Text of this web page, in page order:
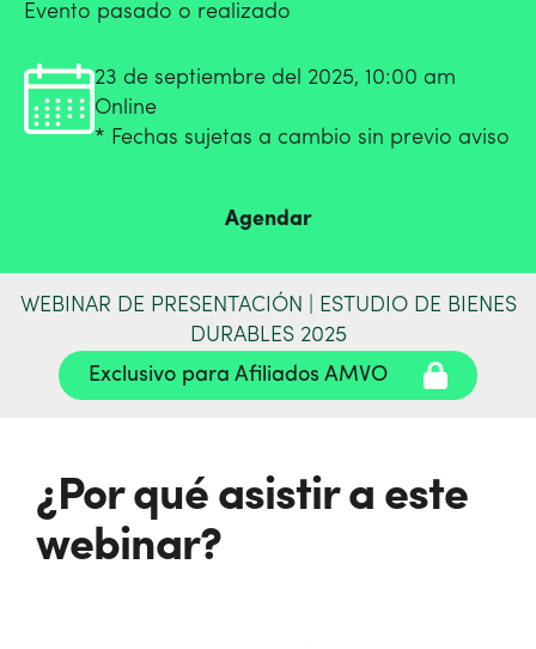
Evento pasado o realizado
23 de septiembre del 2025, 10:00 am
Online
* Fechas sujetas a cambio sin previo aviso
Agendar
WEBINAR DE PRESENTACIÓN | ESTUDIO DE BIENES
DURABLES 2025
Exclusivo para Afiliados AMVO
¿Por qué asistir a este
webinar?